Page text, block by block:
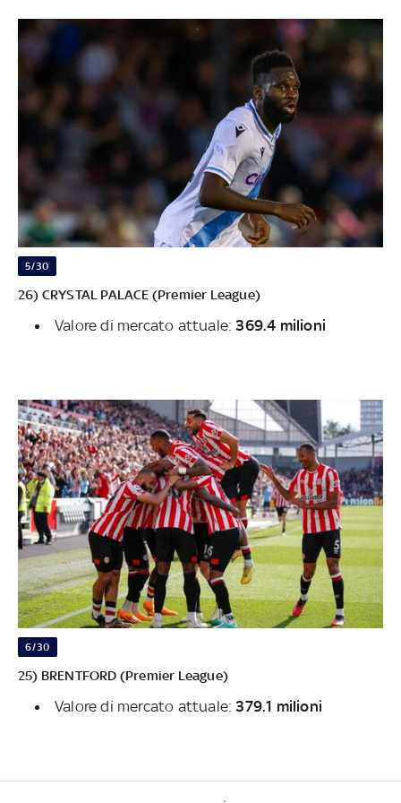
5/30
26) CRYSTAL PALACE (Premier League)
Valore di mercato attuale:369.4 milioni
6/30
25) BRENTFORD (Premier League)
Valore di mercato attuale:379.1 milioni